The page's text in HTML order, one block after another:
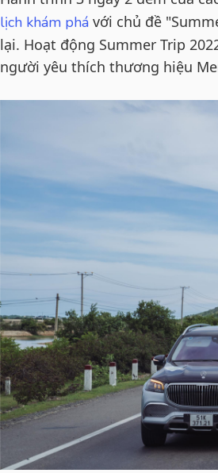
lịch khám phá với chủ đề
lại. Hoạt động Summer Trip
người yêu thích thương hiệu